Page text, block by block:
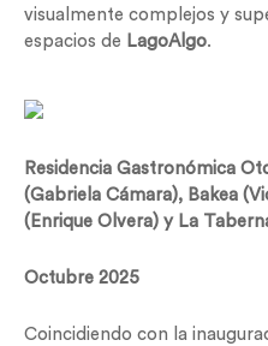
visualmente complejos y
espacios de LagoAlgo.
Residencia Gastronómica
(Gabriela Cámara), Bakea
(Enrique Olvera) y La
Octubre 2025
Coincidiendo con la